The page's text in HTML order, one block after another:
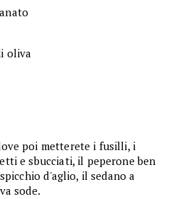
oliva
poi metterete i fusilli, i
e sbucciati, il peperone ben
d'aglio, il sedano a
sode.